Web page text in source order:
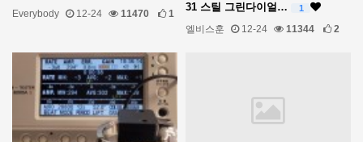
Everybody 12-24 11470 1
31 스틸 그린다이얼…
1
엘비스훈 12-24 11344 2